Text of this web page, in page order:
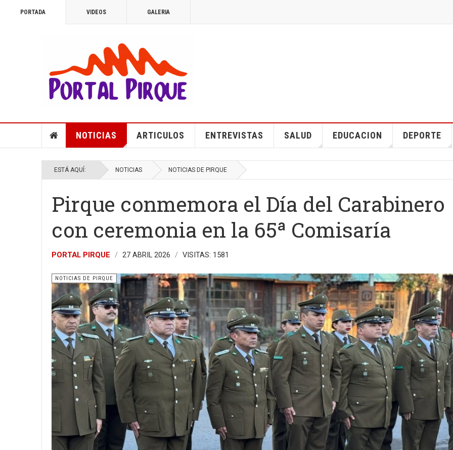
PORTADA VIDEOS GALERIA
NOTICIAS ARTICULOS ENTREVISTAS SALUD EDUCACION DEPORTE
ESTÁ AQUÍ: NOTICIAS NOTICIAS DE PIRQUE
Pirque conmemora el Día del Carabinero
con ceremonia en la 65ª Comisaría
PORTAL PIRQUE 27 ABRIL 2026 VISITAS: 1581
NOTICIAS DE PIRQUE